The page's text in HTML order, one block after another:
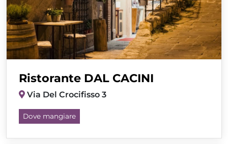
Ristorante DAL CACINI
Via Del Crocifisso 3
Dove mangiare